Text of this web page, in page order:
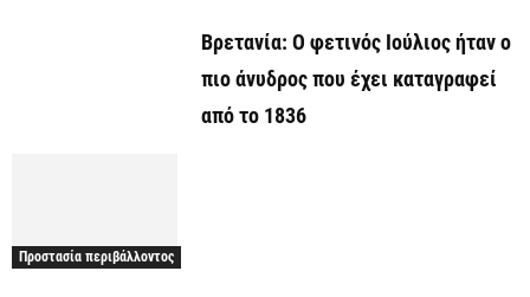
Βρετανία: Ο φετινός Ιούλιος ήταν ο
πιο άνυδρος που έχει καταγραφεί
από το 1836
Προστασία περιβάλλοντος